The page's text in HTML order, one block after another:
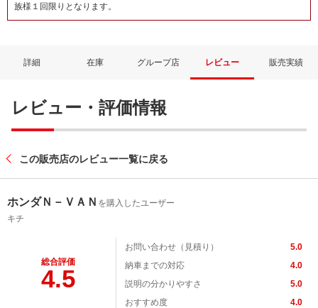
族様１回限りとなります。
詳細 在庫 グループ店 レビュー 販売実績
レビュー・評価情報
この販売店のレビュー一覧に戻る
ホンダＮ－ＶＡＮ を購入したユーザー
キチ
総合評価
4.5
お問い合わせ（見積り）
5.0
納車までの対応
4.0
説明の分かりやすさ
5.0
おすすめ度
4.0